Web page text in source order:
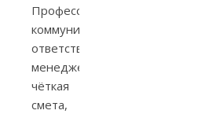
Профессиональная
коммуникация:
ответственный
менеджер,
чёткая
смета,